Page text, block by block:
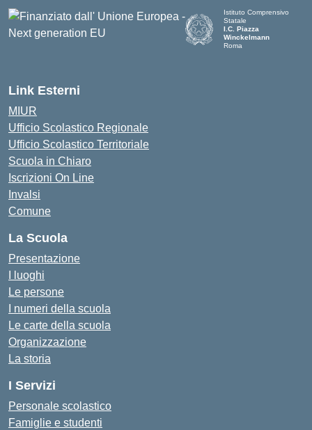
Istituto Comprensivo
Statale
I.C. Piazza
Winckelmann
Roma
Link Esterni
MIUR
Ufficio Scolastico Regionale
Ufficio Scolastico Territoriale
Scuola in Chiaro
Iscrizioni On Line
Invalsi
Comune
La Scuola
Presentazione
I luoghi
Le persone
I numeri della scuola
Le carte della scuola
Organizzazione
La storia
I Servizi
Personale scolastico
Famiglie e studenti